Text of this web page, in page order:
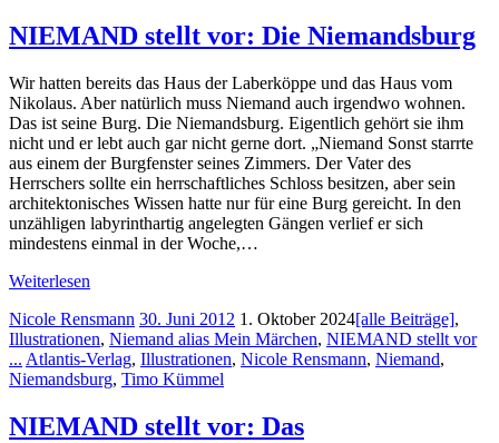
NIEMAND stellt vor: Die Niemandsburg
Wir hatten bereits das Haus der Laberköppe und das Haus vom
Nikolaus. Aber natürlich muss Niemand auch irgendwo wohnen.
Das ist seine Burg. Die Niemandsburg. Eigentlich gehört sie ihm
nicht und er lebt auch gar nicht gerne dort. „Niemand Sonst starrte
aus einem der Burgfenster seines Zimmers. Der Vater des
Herrschers sollte ein herrschaftliches Schloss besitzen, aber sein
architektonisches Wissen hatte nur für eine Burg gereicht. In den
unzähligen labyrinthartig angelegten Gängen verlief er sich
mindestens einmal in der Woche,…
Weiterlesen
Nicole Rensmann 30. Juni 2012 1. Oktober 2024[alle Beiträge],
Illustrationen, Niemand alias Mein Märchen, NIEMAND stellt vor
... Atlantis-Verlag, Illustrationen, Nicole Rensmann, Niemand,
Niemandsburg, Timo Kümmel
NIEMAND stellt vor: Das